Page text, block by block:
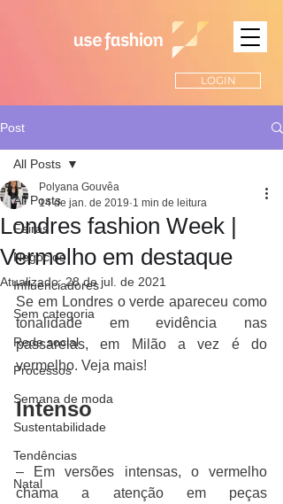
LOGIN
Post
All Posts
Feiras
Negócios
Influenciadores
Sem categoria
Rede social
Processos
Semana de moda
Sustentabilidade
Tendências
Natal
All Posts
Londres fashion Week |
Vermelho em destaque
Polyana Gouvêa
14 de jan. de 2019 1 min de leitura
Atualizado:28 de jul. de 2021
Se em Londres o verde apareceu como
tonalidade em evidência nas
passarelas, em Milão a vez é do
vermelho. Veja mais!
Intenso
– Em versões intensas, o vermelho
chama a atenção em peças